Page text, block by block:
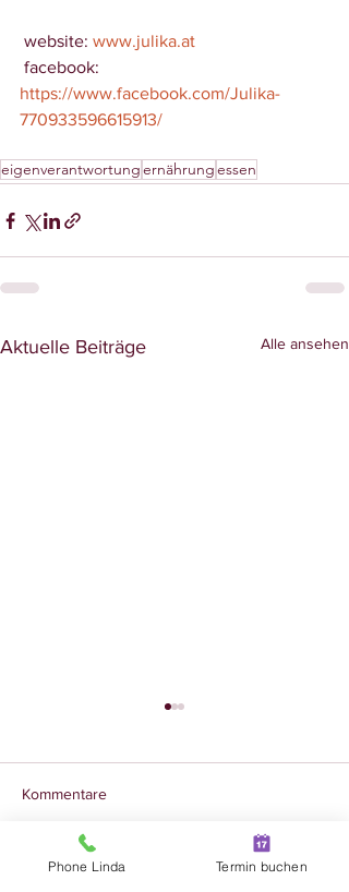
website: www.julika.at
facebook:
https://www.facebook.com/Julika-
770933596615913/
eigenverantwortungernährungessen
Aktuelle Beiträge Alle ansehen
Gutes Essen ist gelebte
Kommentare
Kommentar verfassen...
Phone Linda Termin buchen